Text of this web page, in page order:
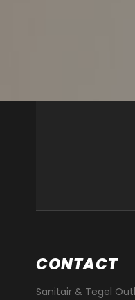
CONTACT
Sanitair & Tegel